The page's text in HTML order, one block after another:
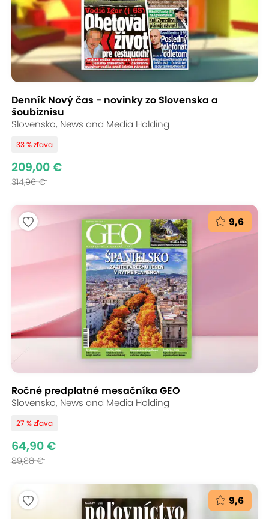
Denník Nový čas - novinky zo Slovenska a
šoubiznisu
Slovensko, News and Media Holding
33 % zľava
209,00 €
314,96 €
9,6
Ročné predplatné mesačníka GEO
Slovensko, News and Media Holding
27 % zľava
64,90 €
89,88 €
9,6